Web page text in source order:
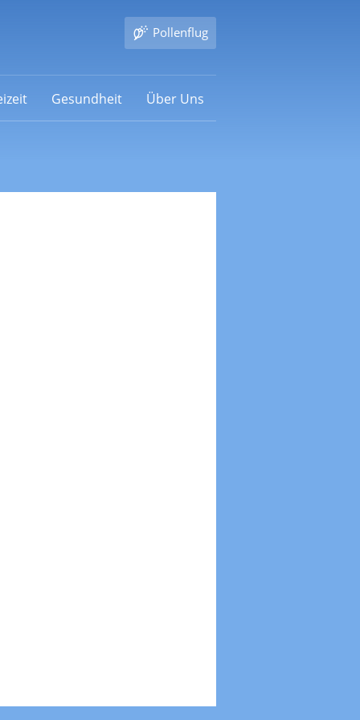
Pollenflug
Gesundheit Über Uns